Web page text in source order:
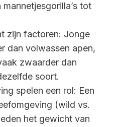
tot
zijn factoren: Jonge
dan volwassen apen,
zwaarder dan
soort.
spelen een rol: Een
(wild vs.
het gewicht van